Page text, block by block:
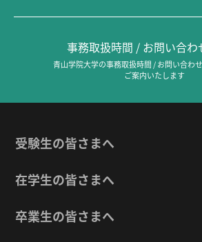
事務取扱時間 / お問い合わ
青山学院大学の事務取扱時間 / お問い合わ
ご案内いたします
受験生の皆さまへ
在学生の皆さまへ
卒業生の皆さまへ